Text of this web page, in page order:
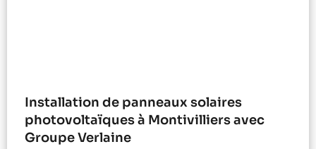
Installation de panneaux solaires
photovoltaïques à Montivilliers avec
Groupe Verlaine